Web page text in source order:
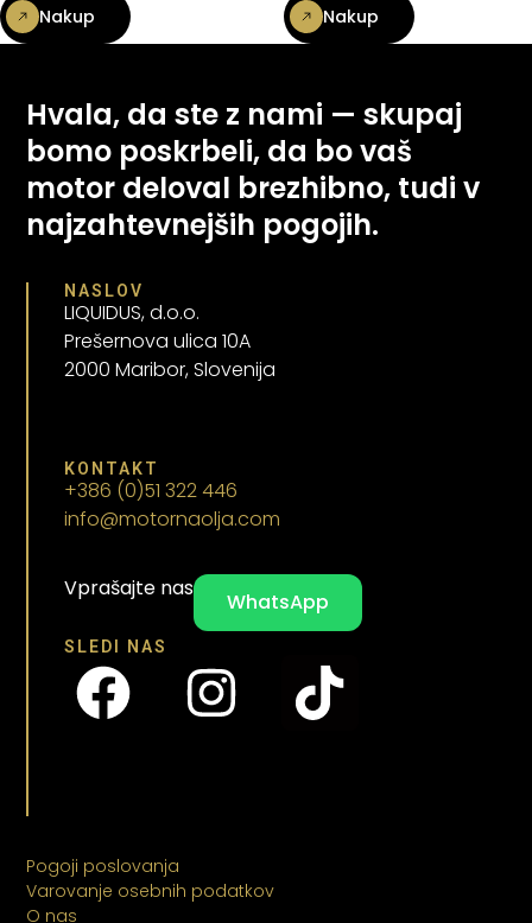
Nakup Nakup
Hvala, da ste z nami — skupaj
bomo poskrbeli, da bo vaš
motor deloval brezhibno, tudi v
najzahtevnejših pogojih.
NASLOV
LIQUIDUS, d.o.o.
Prešernova ulica 10A
2000 Maribor, Slovenija
KONTAKT
+386 (0)51 322 446
info@motornaolja.com
Vprašajte nas
WhatsApp
SLEDI NAS
Pogoji poslovanja
Varovanje osebnih podatkov
O nas